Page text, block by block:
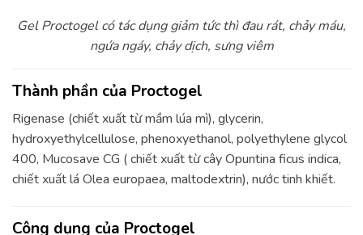
Gel Proctogel có tác dụng giảm tức thì đau rát, chảy máu,
ngứa ngáy, chảy dịch, sưng viêm
Thành phần của Proctogel
Rigenase (chiết xuất từ mầm lúa mì), glycerin,
hydroxyethylcellulose, phenoxyethanol, polyethylene glycol
400, Mucosave CG ( chiết xuất từ cây Opuntina ficus indica,
chiết xuất lá Olea europaea, maltodextrin), nước tinh khiết.
Công dụng của Proctogel